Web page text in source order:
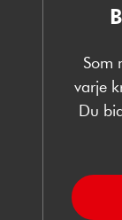
Som
varje
Du